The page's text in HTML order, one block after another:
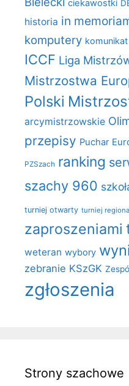
ciekawostki
historia in
komputery komunikat
ICCF Liga
Mistrzostwa
Polski
arcymistrzowskie
przepisy Puchar
PZSzach ranking
szachy 960
turniej otwarty turniej
zaproszeniami
weteran wybory
zebranie KSzGK
zgłoszenia
Strony szachowe